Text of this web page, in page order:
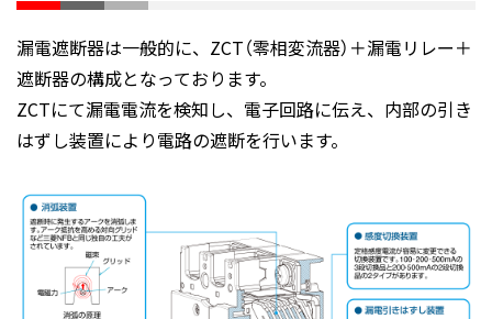
漏電遮断器は一般的に、ZCT（零相変流器）＋漏電リレー＋
遮断器の構成となっております。
ZCTにて漏電電流を検知し、電子回路に伝え、内部の引き
はずし装置により電路の遮断を行います。